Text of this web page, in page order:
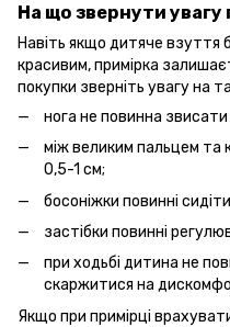
На що звернути увагу
Навіть якщо дитяче взуття
красивим, примірка
покупки зверніть увагу на
нога не повинна звисати
між великим пальцем та
0,5-1 см;
босоніжки повинні
застібки повинні
при ходьбі дитина не
скаржитися на
Якщо при примірці